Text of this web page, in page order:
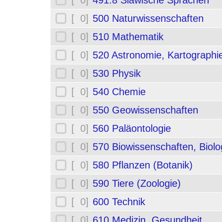
[ 0] 500 Naturwissenschaften
[ 0] 510 Mathematik
[ 0] 520 Astronomie,
[ 0] 530 Physik
[ 0] 540 Chemie
[ 0] 550 Geowissenschaften
[ 0] 560 Paläontologie
[ 0] 570 Biowissenschaften,
[ 0] 580 Pflanzen (Botanik)
[ 0] 590 Tiere (Zoologie)
[ 0] 600 Technik